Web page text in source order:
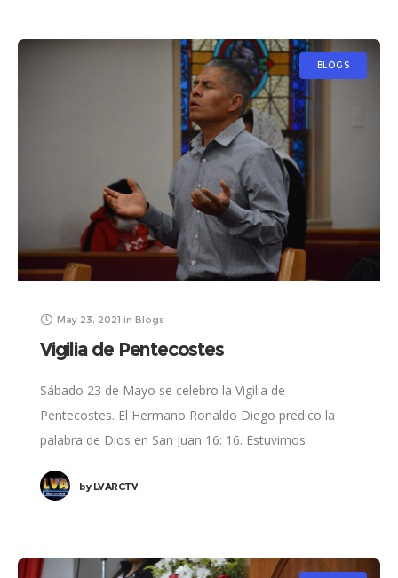
BLOGS
May 23, 2021 in Blogs
Vigilia de Pentecostes
Sábado 23 de Mayo se celebro la Vigilia de
Pentecostes. El Hermano Ronaldo Diego predico la
palabra de Dios en San Juan 16: 16. Estuvimos
byLVARCTV